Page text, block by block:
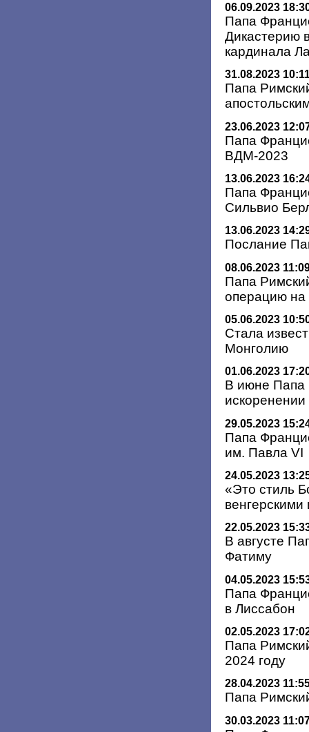
06.09.2023
Папа
Дикастерию
кардинала
31.08.2023
Папа
23.06.2023
Папа
ВДМ-2023
13.06.2023
Папа
Сильвио
13.06.2023
Послание
08.06.2023
Папа
операцию
05.06.2023
Стала
Монголию
01.06.2023
В июне Папа
искоренении
29.05.2023
Папа
им. Павла VI
24.05.2023
«Это стиль
венгерскими
22.05.2023
В августе
Фатиму
04.05.2023
Папа
в Лиссабон
02.05.2023
Папа
2024 году
28.04.2023
Папа
30.03.2023